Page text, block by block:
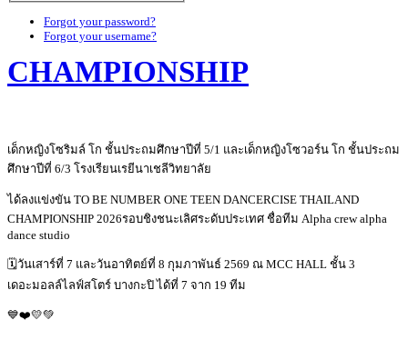
Forgot your password?
Forgot your username?
CHAMPIONSHIP
เด็กหญิงโซริมล์ โก ชั้นประถมศึกษาปีที่ 5/1 และเด็กหญิงโซวอร์น โก ชั้นประถม
ศึกษาปีที่ 6/3 โรงเรียนเรยีนาเชลีวิทยาลัย
ได้ลงแข่งขัน TO BE NUMBER ONE TEEN DANCERCISE THAILAND
CHAMPIONSHIP 2026รอบชิงชนะเลิศระดับประเทศ ชื่อทีม Alpha crew alpha
dance studio
🗓️วันเสาร์ที่ 7 และวันอาทิตย์ที่ 8 กุมภาพันธ์ 2569 ณ MCC HALL ชั้น 3
เดอะมอลล์ไลฟ์สโตร์ บางกะปิ ได้ที่ 7 จาก 19 ทีม
💙❤️💛💚